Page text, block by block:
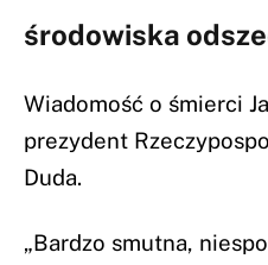
środowiska
Wiadomość o śmierci
prezydent
Duda.
„Bardzo smutna,